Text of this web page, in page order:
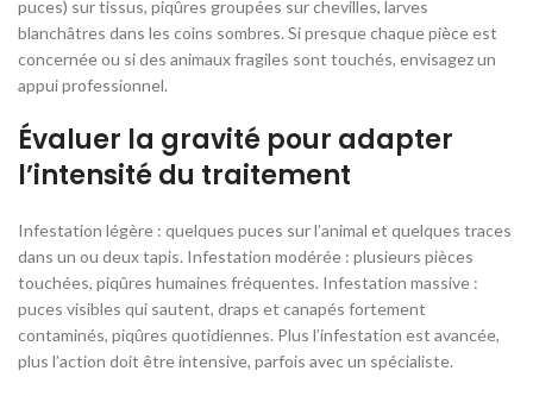
puces) sur tissus, piqûres groupées sur chevilles, larves
blanchâtres dans les coins sombres. Si presque chaque pièce est
concernée ou si des animaux fragiles sont touchés, envisagez un
appui professionnel.
Évaluer la gravité pour adapter
l’intensité du traitement
Infestation légère : quelques puces sur l’animal et quelques traces
dans un ou deux tapis. Infestation modérée : plusieurs pièces
touchées, piqûres humaines fréquentes. Infestation massive :
puces visibles qui sautent, draps et canapés fortement
contaminés, piqûres quotidiennes. Plus l’infestation est avancée,
plus l’action doit être intensive, parfois avec un spécialiste.